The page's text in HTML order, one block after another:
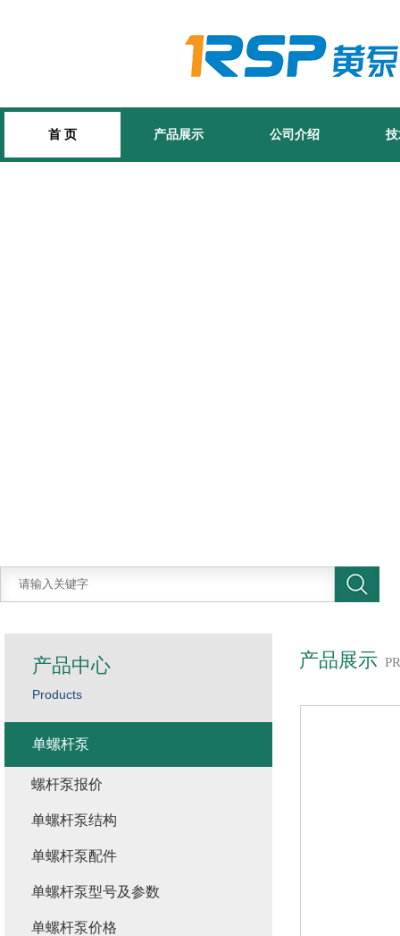
首 页 产品展示 公司介绍
产品展示
产品中心
Products
单螺杆泵
螺杆泵报价
单螺杆泵结构
单螺杆泵配件
单螺杆泵型号及参数
单螺杆泵价格